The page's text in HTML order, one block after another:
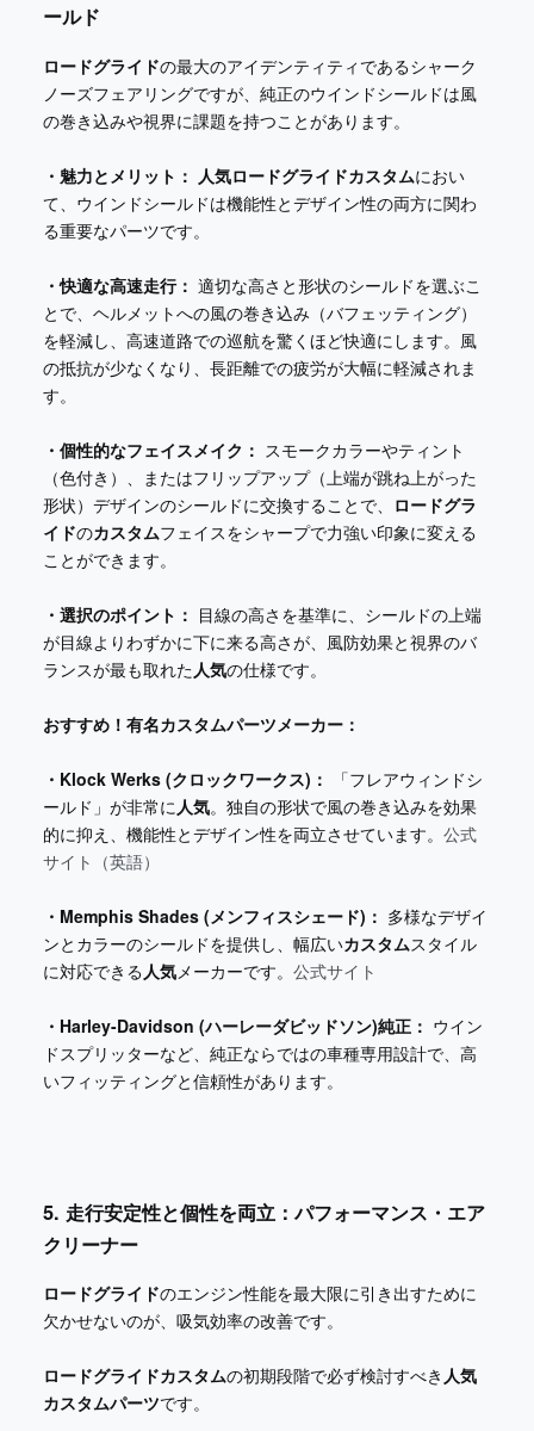
ールド
ロードグライドの最大のアイデンティティであるシャーク
ノーズフェアリングですが、純正のウインドシールドは風
の巻き込みや視界に課題を持つことがあります。
・魅力とメリット： 人気ロードグライドカスタムにおい
て、ウインドシールドは機能性とデザイン性の両方に関わ
る重要なパーツです。
・快適な高速走行： 適切な高さと形状のシールドを選ぶこ
とで、ヘルメットへの風の巻き込み（バフェッティング）
を軽減し、高速道路での巡航を驚くほど快適にします。風
の抵抗が少なくなり、長距離での疲労が大幅に軽減されま
す。
・個性的なフェイスメイク： スモークカラーやティント
（色付き）、またはフリップアップ（上端が跳ね上がった
形状）デザインのシールドに交換することで、 ロードグラ
イドのカスタムフェイスをシャープで力強い印象に変える
ことができます。
・選択のポイント： 目線の高さを基準に、シールドの上端
が目線よりわずかに下に来る高さが、風防効果と視界のバ
ランスが最も取れた 人気の仕様です。
おすすめ！有名カスタムパーツメーカー：
・Klock Werks (クロックワークス)：
「フレアウィンドシ
ールド」が非常に 人気。独自の形状で風の巻き込みを効果
的に抑え、機能性とデザイン性を両立させています。 公式
サイト（英語）
・Memphis Shades (メンフィスシェード)： 多様なデザイ
ンとカラーのシールドを提供し、幅広いカスタムスタイル
に対応できる 人気 メーカーです。 公式サイト
・Harley-Davidson (ハーレーダビッドソン)純正： ウイン
ドスプリッターなど、純正ならではの車種専用設計で、高
いフィッティングと信頼性があります。
5. 走行安定性と個性を両立：パフォーマンス・エア
クリーナー
ロードグライドのエンジン性能を最大限に引き出すために
欠かせないのが、吸気効率の改善です。
ロードグライドカスタムの初期段階で必ず検討すべき 人気
カスタムパーツです。